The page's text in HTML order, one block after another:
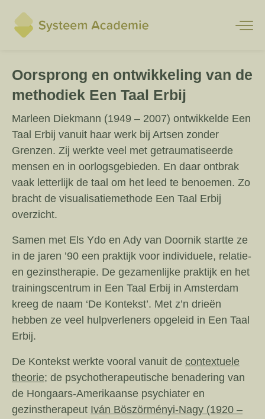
Achtergronden Een Taal Erbij
Oorsprong en ontwikkeling van de
methodiek Een Taal Erbij
Marleen Diekmann (1949 – 2007) ontwikkelde Een
Taal Erbij vanuit haar werk bij Artsen zonder
Grenzen. Zij werkte veel met getraumatiseerde
mensen en in oorlogsgebieden. En daar ontbrak
vaak letterlijk de taal om het leed te benoemen. Zo
bracht de visualisatiemethode Een Taal Erbij
overzicht.
Samen met Els Ydo en Ady van Doornik startte ze
in de jaren ’90 een praktijk voor individuele, relatie-
en gezinstherapie. De gezamenlijke praktijk en het
trainingscentrum in Een Taal Erbij in Amsterdam
kreeg de naam ‘De Kontekst’. Met z’n drieën
hebben ze veel hulpverleners opgeleid in Een Taal
Erbij.
De Kontekst werkte vooral vanuit de contextuele
theorie; de psychotherapeutische benadering van
de Hongaars-Amerikaanse psychiater en
gezinstherapeut Iván Böszörményi-Nagy (1920 –